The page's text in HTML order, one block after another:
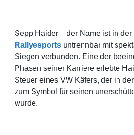
Sepp Haider – der Name ist in der
Rallyesports untrennbar mit
Siegen verbunden. Eine der
Phasen seiner Karriere erlebte
Steuer eines VW Käfers, der in
zum Symbol für seinen
wurde.